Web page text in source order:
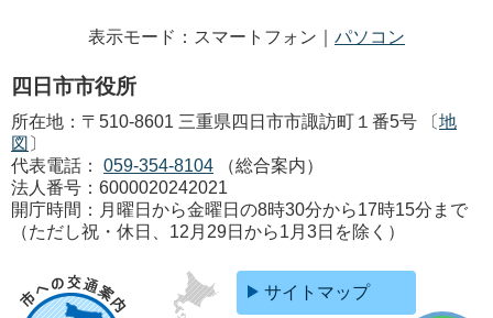
表示モード：スマートフォン｜ パソコン
四日市市役所
所在地：〒510-8601 三重県四日市市諏訪町１番5号 〔地
図 〕
代表電話：
059-354-8104
（総合案内）
法人番号：6000020242021
開庁時間：月曜日から金曜日の8時30分から17時15分まで
（ただし祝・休日、12月29日から1月3日を除く）
サイトマップ